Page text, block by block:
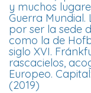
y muchos
Guerra
por ser la sede
como la de
siglo XVI.
rascacielos,
Europeo.
(2019)